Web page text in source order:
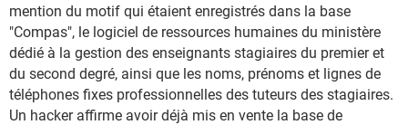
mention du motif qui étaient enregistrés dans la base
"Compas", le logiciel de ressources humaines du ministère
dédié à la gestion des enseignants stagiaires du premier et
du second degré, ainsi que les noms, prénoms et lignes de
téléphones fixes professionnelles des tuteurs des stagiaires.
Un hacker affirme avoir déjà mis en vente la base de